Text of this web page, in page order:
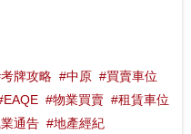
牌攻略 #中原 #買賣車位
#物業買賣 #租賃車位
通告 #地產經紀